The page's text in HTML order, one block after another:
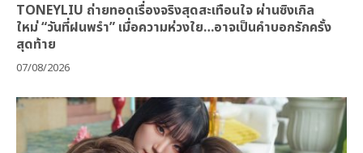
TONEYLIU ถ่ายทอดเรื่องจริงสุดสะเทือนใจ ผ่านซิงเกิล
ใหม่ “วันที่ฝนพรำ” เมื่อความห่วงใย…อาจเป็นคำบอกรักครั้ง
สุดท้าย
07/08/2026